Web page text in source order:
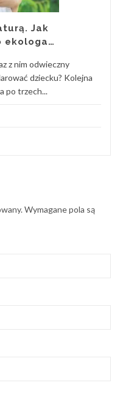
Jak
ekologa…
z nim odwieczny
dziecku? Kolejna
po trzech...
Wymagane pola są